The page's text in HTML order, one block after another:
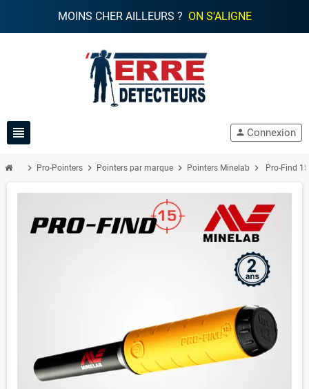
MOINS CHER AILLEURS ? ON S'ALIGNE
view_headline person Connexion
chevron_right Pro-Pointers chevron_right Pointers par marque chevron_right Pointers Minelab chevron_right Pro-Find